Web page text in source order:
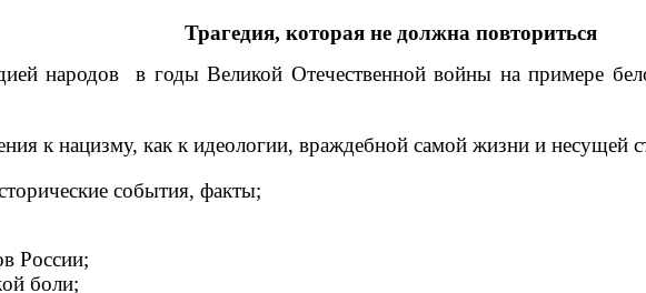
Трагедия, которая не должна повториться
народов в годы Великой Отечественной войны на примере
к нацизму, как к идеологии, враждебной самой жизни и несущей
события, факты;
России;
боли;